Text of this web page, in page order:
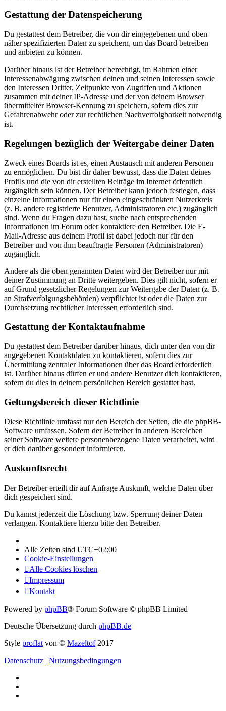
Gestattung der Datenspeicherung
Du gestattest dem Betreiber, die von dir eingegebenen und oben
näher spezifizierten Daten zu speichern, um das Board betreiben
und anbieten zu können.
Darüber hinaus ist der Betreiber berechtigt, im Rahmen einer
Interessenabwägung zwischen deinen und seinen Interessen sowie
den Interessen Dritter, Zeitpunkte von Zugriffen und Aktionen
zusammen mit deiner IP-Adresse und der von deinem Browser
übermittelter Browser-Kennung zu speichern, sofern dies zur
Gefahrenabwehr oder zur rechtlichen Nachverfolgbarkeit notwendig
ist.
Regelungen bezüglich der Weitergabe deiner Daten
Zweck eines Boards ist es, einen Austausch mit anderen Personen
zu ermöglichen. Du bist dir daher bewusst, dass die Daten deines
Profils und die von dir erstellten Beiträge im Internet öffentlich
zugänglich sein können. Der Betreiber kann jedoch festlegen, dass
einzelne Informationen nur für einen eingeschränkten Nutzerkreis
(z. B. andere registrierte Benutzer, Administratoren etc.) zugänglich
sind. Wenn du Fragen dazu hast, suche nach entsprechenden
Informationen im Forum oder kontaktiere den Betreiber. Die E-
Mail-Adresse aus deinem Profil ist dabei jedoch nur für den
Betreiber und von ihm beauftragte Personen (Administratoren)
zugänglich.
Andere als die oben genannten Daten wird der Betreiber nur mit
deiner Zustimmung an Dritte weitergeben. Dies gilt nicht, sofern er
auf Grund gesetzlicher Regelungen zur Weitergabe der Daten (z. B.
an Strafverfolgungsbehörden) verpflichtet ist oder die Daten zur
Durchsetzung rechtlicher Interessen erforderlich sind.
Gestattung der Kontaktaufnahme
Du gestattest dem Betreiber darüber hinaus, dich unter den von dir
angegebenen Kontaktdaten zu kontaktieren, sofern dies zur
Übermittlung zentraler Informationen über das Board erforderlich
ist. Darüber hinaus dürfen er und andere Benutzer dich kontaktieren,
sofern du dies in deinem persönlichen Bereich gestattet hast.
Geltungsbereich dieser Richtlinie
Diese Richtlinie umfasst nur den Bereich der Seiten, die die phpBB-
Software umfassen. Sofern der Betreiber in anderen Bereichen
seiner Software weitere personenbezogene Daten verarbeitet, wird
er dich darüber gesondert informieren.
Auskunftsrecht
Der Betreiber erteilt dir auf Anfrage Auskunft, welche Daten über
dich gespeichert sind.
Du kannst jederzeit die Löschung bzw. Sperrung deiner Daten
verlangen. Kontaktiere hierzu bitte den Betreiber.
Alle Zeiten sind UTC+02:00
Cookie-Einstellungen
Alle Cookies löschen
Impressum
Kontakt
Powered by phpBB® Forum Software © phpBB Limited
Deutsche Übersetzung durch phpBB.de
Style proflat von © Mazeltof2017
Datenschutz | Nutzungsbedingungen